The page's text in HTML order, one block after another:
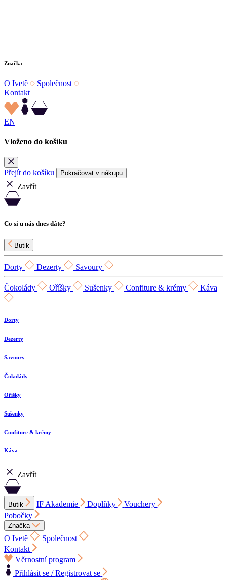
Značka
O Ivetě
Společnost
Kontakt
EN
Vloženo do košíku
Přejít do košíku Pokračovat v nákupu
Zavřít
Co si u nás dnes dáte?
Butik
Dorty Dezerty Savoury
Čokolády Oříšky Sušenky Confiture & krémy Káva
Dorty
Dezerty
Savoury
Čokolády
Oříšky
Sušenky
Confiture & krémy
Káva
Zavřít
Butik IF Akademie Doplňky
Vouchery
Pobočky
Značka
O Ivetě
Společnost
Kontakt
Věrnostní program
Přihlásit se /Registrovat se